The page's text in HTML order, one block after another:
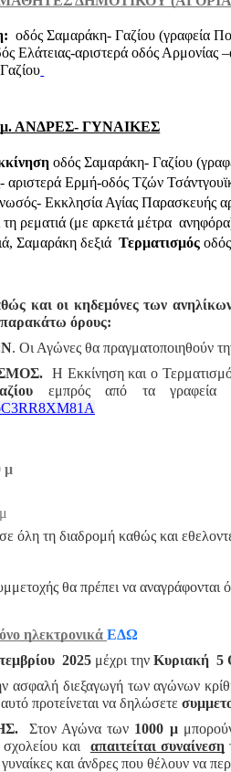
οδός Σαμαράκη- Γαζίου (γραφεία
Ελάτειας-αριστερά οδός Αρμονίας
ΑΝΔΡΕΣ- ΓΥΝΑΙΚΕΣ
οδός Σαμαράκη- Γαζίου
αριστερά Ερμή-οδός Τζών
Εκκλησία Αγίας Παρασκευής
τη ρεματιά (με αρκετά μέτρα
Σαμαράκη δεξιάΤερματισμός
και οι κηδεμόνες των
όρους:
. Οι Αγώνες θα πραγματοποιηθούν
Η Εκκίνηση και ο
εμπρός από τα γραφεία
μ
όλη τη διαδρομή καθώς και
θα πρέπει να αναγράφονται
ηλεκτρονικά ΕΔΩ
2025 μέχρι την Κυριακή 5
ασφαλή διεξαγωγή των αγώνων
προτείνεται να δηλώσετε
Στον Αγώνα των 1000 μ
και απαιτείται συναίνεση
και άνδρες που θέλουν να